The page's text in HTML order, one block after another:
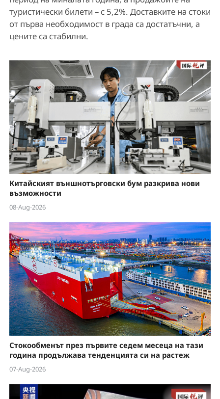
туристически билети – с 5,2%. Доставките на стоки
от първа необходимост в града са достатъчни, а
цените са стабилни.
Китайският външнотърговски бум разкрива нови
възможности
08-Aug-2026
Стокообменът през първите седем месеца на тази
година продължава тенденцията си на растеж
07-Aug-2026